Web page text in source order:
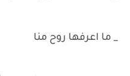
_ ما اعرفها روح منا